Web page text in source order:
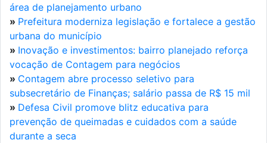
área de planejamento urbano
» Prefeitura moderniza legislação e fortalece a gestão
urbana do município
» Inovação e investimentos: bairro planejado reforça
vocação de Contagem para negócios
» Contagem abre processo seletivo para
subsecretário de Finanças; salário passa de R$ 15 mil
» Defesa Civil promove blitz educativa para
prevenção de queimadas e cuidados com a saúde
durante a seca